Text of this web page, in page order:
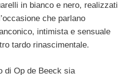
in bianco e nero, realizzati
che parlano
intimista e sensuale
tardo rinascimentale.
di Op de Beeck sia